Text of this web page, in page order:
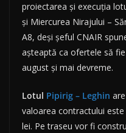
proiectarea și execuția
și Miercurea Nirajului –
A8, deși șeful CNAIR
așteaptă ca ofertele să
august și mai devreme.
Lotul Pipirig – Leghin
valoarea contractului
lei. Pe traseu vor fi